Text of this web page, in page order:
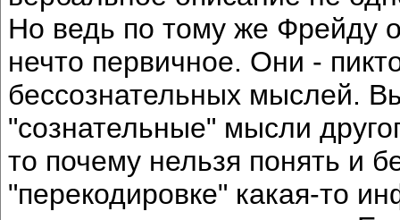
Но ведь по тому же Фрейду
нечто первичное. Они -
бессознательных мыслей.
"сознательные" мысли
то почему нельзя понять и
"перекодировке" какая-то